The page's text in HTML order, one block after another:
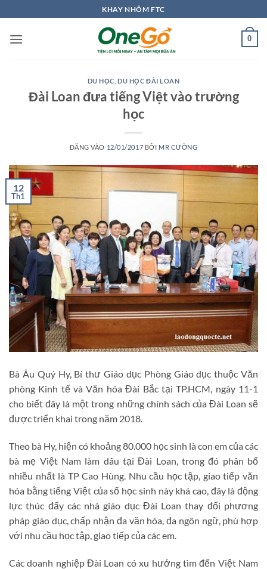
qua
nội
KHAY NHÔM FTC
0
DU HỌC ,DU HỌC ĐÀI LOAN
Đài Loan đưa tiếng Việt vào trường
học
ĐĂNG VÀO 12/01/2017 BỞI MR CƯỜNG
12
Th1
Bà Âu Quý Hy, Bí thư Giáo dục Phòng Giáo dục thuộc Văn
phòng Kinh tế và Văn hóa Đài Bắc tại TP.HCM, ngày 11-1
cho biết đây là một trong những chính sách của Đài Loan sẽ
được triển khai trong năm 2018.
Theo bà Hy, hiện có khoảng 80.000 học sinh là con em của các
bà mẹ Việt Nam làm dâu tại Đài Loan, trong đó phân bố
nhiều nhất là TP Cao Hùng. Nhu cầu học tập, giao tiếp văn
hóa bằng tiếng Việt của số học sinh này khá cao, đây là động
lực thúc đẩy các nhà giáo dục Đài Loan thay đổi phương
pháp giáo dục, chấp nhận đa văn hóa, đa ngôn ngữ, phù hợp
với nhu cầu học tập, giao tiếp của các em.
Các doanh nghiệp Đài Loan có xu hướng tìm đến Việt Nam